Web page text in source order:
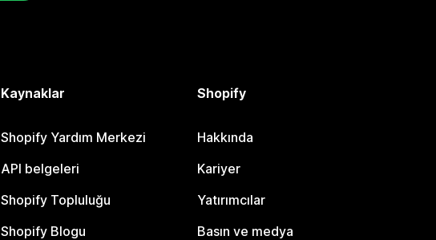
Kaynaklar
Shopify Yardım Merkezi
API belgeleri
Shopify Topluluğu
Shopify Blogu
Shopify
Hakkında
Kariyer
Yatırımcılar
Basın ve medya